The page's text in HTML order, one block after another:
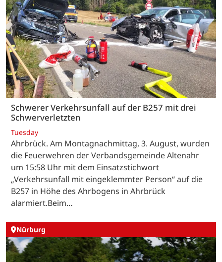
Schwerer Verkehrsunfall auf der B257 mit drei
Schwerverletzten
Tuesday
Ahrbrück. Am Montagnachmittag, 3. August, wurden
die Feuerwehren der Verbandsgemeinde Altenahr
um 15:58 Uhr mit dem Einsatzstichwort
„Verkehrsunfall mit eingeklemmter Person“ auf die
B257 in Höhe des Ahrbogens in Ahrbrück
alarmiert.Beim…
Nürburg